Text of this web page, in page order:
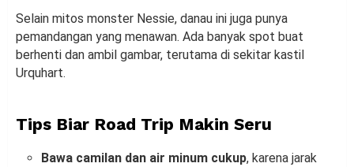
Selain mitos monster Nessie, danau ini juga punya
pemandangan yang menawan. Ada banyak spot buat
berhenti dan ambil gambar, terutama di sekitar kastil
Urquhart.
Tips Biar Road Trip Makin Seru
Bawa camilan dan air minum cukup, karena jarak